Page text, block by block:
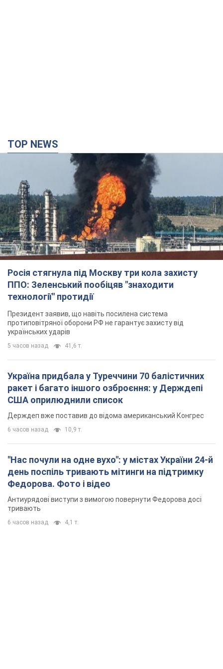
TOP NEWS
Росія стягнула під Москву три кола захисту
ППО: Зеленський пообіцяв "знаходити
технології" протидії
Президент заявив, що навіть посилена система
протиповітряної оборони РФ не гарантує захисту від
українських ударів
5 часов назад 41,6 т.
Україна придбала у Туреччини 70 балістичних
ракет і багато іншого озброєння: у Держдепі
США оприлюднили список
Держдеп вже поставив до відома американський Конгрес
6 часов назад 10,9 т.
"Нас почули на одне вухо": у містах України 24-й
день поспіль тривають мітинги на підтримку
Федорова. Фото і відео
Антиурядові виступи з вимогою повернути Федорова досі
тривають
6 часов назад 4,1 т.